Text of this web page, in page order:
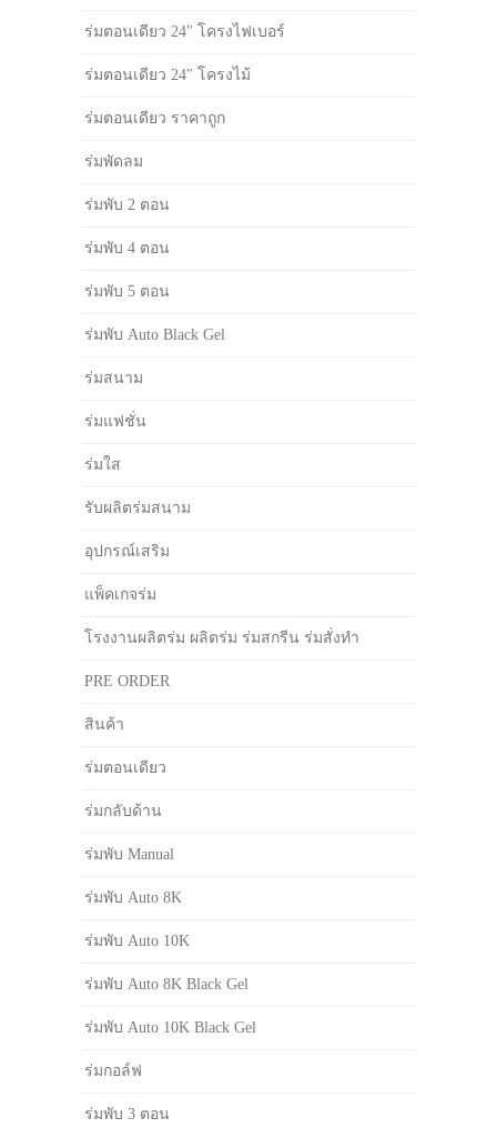
ร่มตอนเดียว 24" โครงไฟเบอร์
ร่มตอนเดียว 24" โครงไม้
ร่มตอนเดียว ราคาถูก
ร่มพัดลม
ร่มพับ 2 ตอน
ร่มพับ 4 ตอน
ร่มพับ 5 ตอน
ร่มพับ Auto Black Gel
ร่มสนาม
ร่มแฟชั่น
ร่มใส
รับผลิตร่มสนาม
อุปกรณ์เสริม
แพ็คเกจร่ม
โรงงานผลิตร่ม ผลิตร่ม ร่มสกรีน ร่มสั่งทำ
PRE ORDER
สินค้า
ร่มตอนเดียว
ร่มกลับด้าน
ร่มพับ Manual
ร่มพับ Auto 8K
ร่มพับ Auto 10K
ร่มพับ Auto 8K Black Gel
ร่มพับ Auto 10K Black Gel
ร่มกอล์ฟ
ร่มพับ 3 ตอน